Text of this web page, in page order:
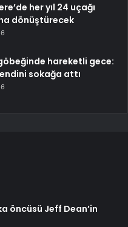
her yıl 24 uçağı
dönüştürecek
hareketli gece:
sokağa attı
öncüsü Jeff Dean’in